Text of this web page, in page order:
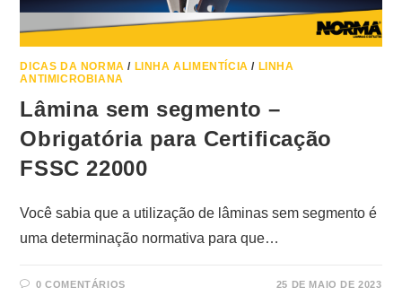
DICAS DA NORMA / LINHA ALIMENTÍCIA / LINHA
ANTIMICROBIANA
Lâmina sem segmento –
Obrigatória para Certificação
FSSC 22000
Você sabia que a utilização de lâminas sem segmento é
uma determinação normativa para que…
0 COMENTÁRIOS 25 DE MAIO DE 2023